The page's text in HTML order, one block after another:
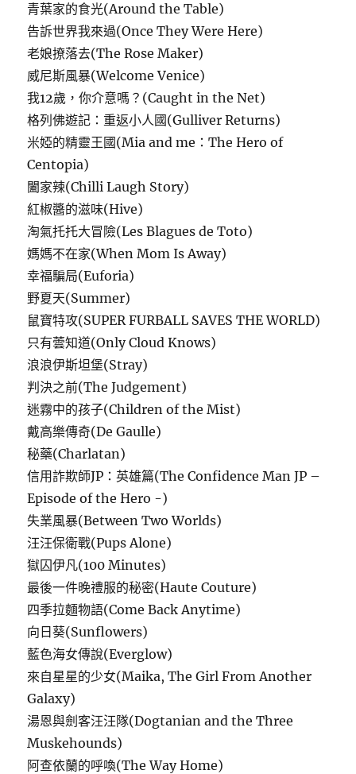
青葉家的食光(Around the Table)
告訴世界我來過(Once They Were Here)
老娘撩落去(The Rose Maker)
威尼斯風暴(Welcome Venice)
我12歲，你介意嗎？(Caught in the Net)
格列佛遊記：重返小人國(Gulliver Returns)
米婭的精靈王國(Mia and me：The Hero of
Centopia)
闔家辣(Chilli Laugh Story)
紅椒醬的滋味(Hive)
淘氣托托大冒險(Les Blagues de Toto)
媽媽不在家(When Mom Is Away)
幸福騙局(Euforia)
野夏天(Summer)
鼠寶特攻(SUPER FURBALL SAVES THE WORLD)
只有蕓知道(Only Cloud Knows)
浪浪伊斯坦堡(Stray)
判決之前(The Judgement)
迷霧中的孩子(Children of the Mist)
戴高樂傳奇(De Gaulle)
秘藥(Charlatan)
信用詐欺師JP：英雄篇(The Confidence Man JP –
Episode of the Hero -)
失業風暴(Between Two Worlds)
汪汪保衛戰(Pups Alone)
獄囚伊凡(100 Minutes)
最後一件晚禮服的秘密(Haute Couture)
四季拉麵物語(Come Back Anytime)
向日葵(Sunflowers)
藍色海女傳說(Everglow)
來自星星的少女(Maika, The Girl From Another
Galaxy)
湯恩與劍客汪汪隊(Dogtanian and the Three
Muskehounds)
阿查依蘭的呼喚(The Way Home)